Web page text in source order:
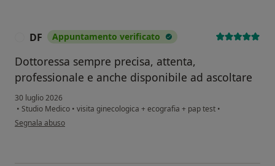
DF Appuntamento verificato
Dottoressa sempre precisa, attenta,
professionale e anche disponibile ad ascoltare
30 luglio 2026
• Studio Medico • visita ginecologica + ecografia + pap test •
secondo l'opinione dell'utente DF
Segnala abuso